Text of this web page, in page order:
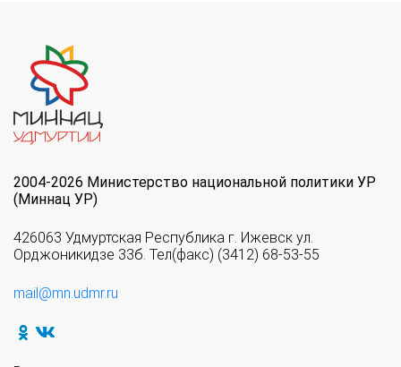
2004-2026 Министерство национальной политики УР
(Миннац УР)
426063 Удмуртская Республика г. Ижевск ул.
Орджоникидзе 33б. Тел(факс) (3412) 68-53-55
mail@mn.udmr.ru